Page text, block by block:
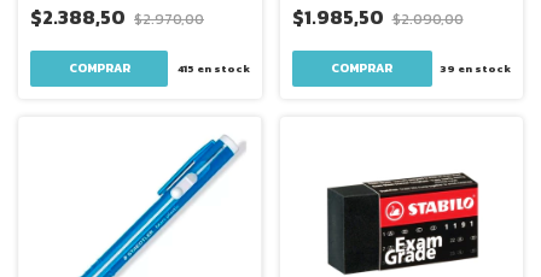
$2.388,50 $2.970,00
415 en stock
$1.985,50 $2.090,00
39 en stock